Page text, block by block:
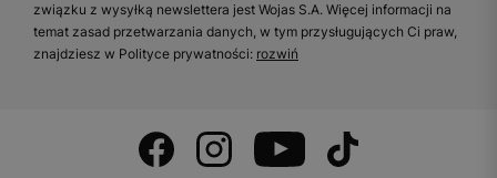
związku z wysyłką newslettera jest Wojas S.A. Więcej informacji na
temat zasad przetwarzania danych, w tym przysługujących Ci praw,
znajdziesz w Polityce prywatności: rozwiń